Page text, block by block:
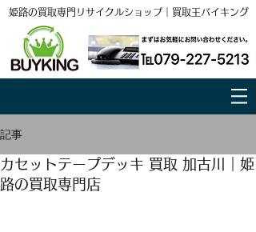
姫路の買取専門リサイクルショップ｜買取王バイキング
記事
カセットテープデッキ 買取 加古川｜姫
路の買取専門店